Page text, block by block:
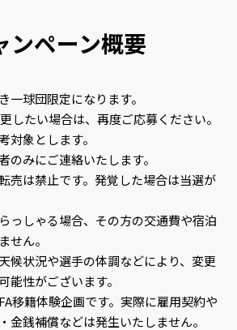
ンペーン概要
一球団限定になります。
したい場合は、再度ご応募ください。
対象とします。
のみにご連絡いたします。
売は禁止です。発覚した場合は当選が
っしゃる場合、その方の交通費や宿泊
せん。
候状況や選手の体調などにより、変更
能性がございます。
移籍体験企画です。実際に雇用契約や
金銭補償などは発生いたしません。